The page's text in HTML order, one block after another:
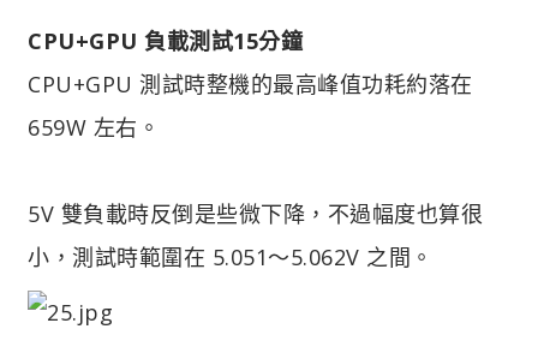
CPU+GPU 負載測試15分鐘
CPU+GPU 測試時整機的最高峰值功耗約落在
659W 左右。
5V 雙負載時反倒是些微下降，不過幅度也算很
小，測試時範圍在 5.051～5.062V 之間。